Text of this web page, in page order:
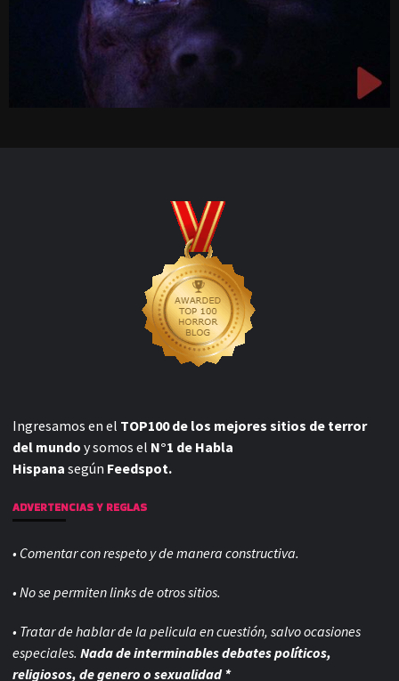
Ingresamos en el TOP100 de los mejores sitios de terror
del mundo y somos el N°1 de Habla
Hispana según Feedspot.
ADVERTENCIAS Y REGLAS
• Comentar con respeto y de manera constructiva.
• No se permiten links de otros sitios.
• Tratar de hablar de la pelicula en cuestión, salvo ocasiones
especiales. Nada de interminables debates políticos,
religiosos, de genero o sexualidad *